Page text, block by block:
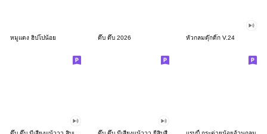
หมูแดง ฮิปโปน้อย ดึ๊บ ดึ๊บ 2026 หัวกลมดุ๊กดิ๊ก V.24